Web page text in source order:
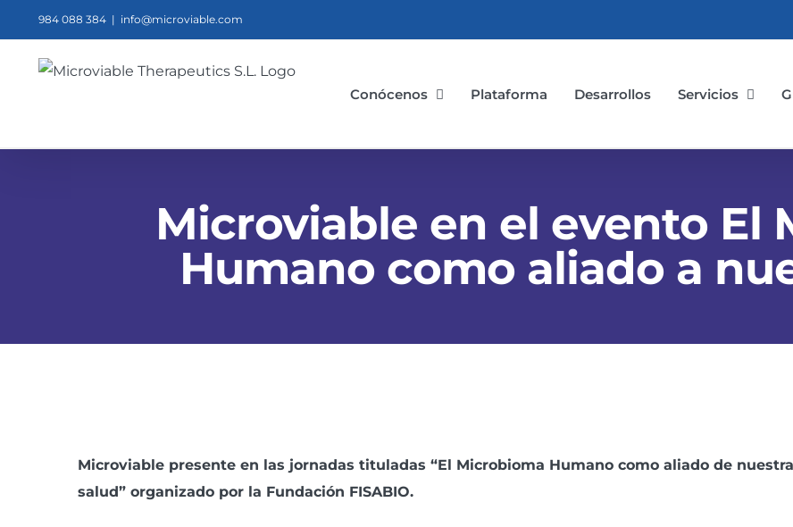
Saltar
al
contenido
984 088 384 | info@microviable.com
Conócenos Plataforma Desarrollos Servicios
Microviable en el evento El
Humano como aliado a
imagen
más
Microviable presente en las jornadas tituladas “El Microbioma Humano como aliado de nuestra
salud” organizado por la Fundación FISABIO.